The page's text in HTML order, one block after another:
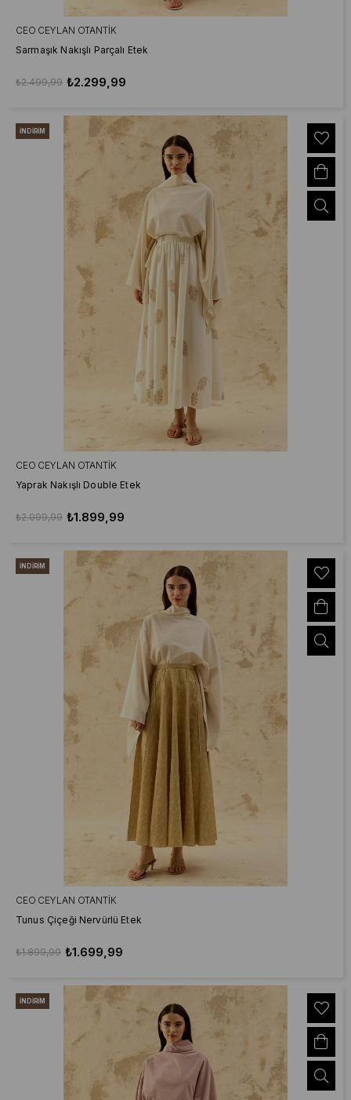
CEO CEYLAN OTANTIK
Sarmaşık Nakışlı Parçalı Etek
₺2.299,99
₺2.499,99
CEO CEYLAN OTANTIK
Yaprak Nakışlı Double Etek
₺1.899,99
₺2.099,99
İNDIRIM
CEO CEYLAN OTANTIK
Tunus Çiçeği Nervürlü Etek
₺1.699,99
₺1.899,99
İNDIRIM
İNDIRIM